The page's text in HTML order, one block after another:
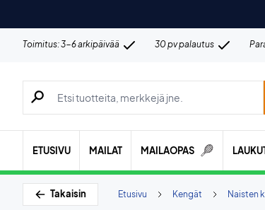
Toimitus: 3-6 arkipäivää 30 pv palautus
Hae tuotteita, merkkejä jne.
ETUSIVU MAILAT MAILAOPAS
Takaisin Naisten
Kengät
Etusivu